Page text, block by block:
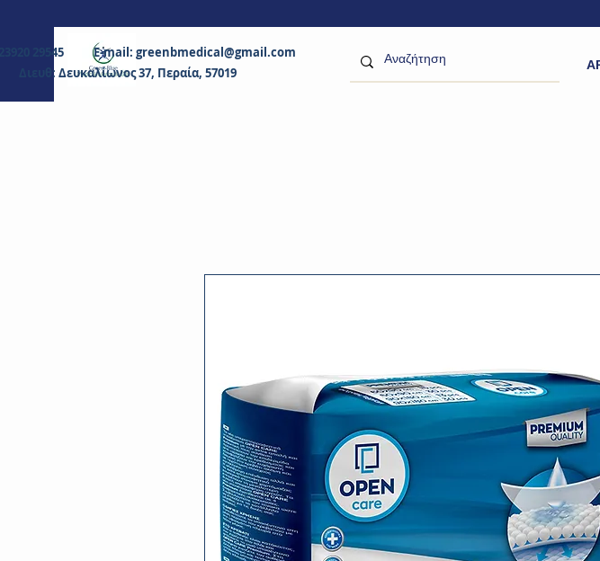
23920 29545 E-mail: greenbmedical@gmail.com
Διευθ: Δευκαλίωνος 37, Περαία, 57019